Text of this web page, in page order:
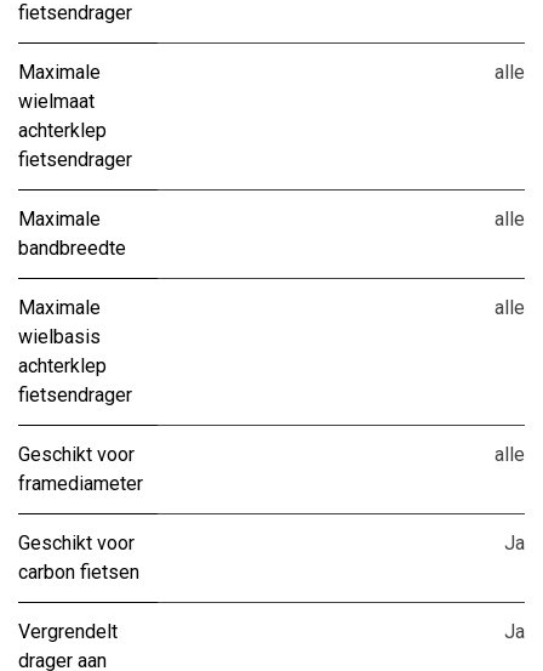
fietsendrager
Maximale
wielmaat
achterklep
fietsendrager
alle
Maximale
bandbreedte
alle
Maximale
wielbasis
achterklep
fietsendrager
alle
Geschikt voor
framediameter
alle
Geschikt voor
carbon fietsen
Ja
Vergrendelt
drager aan
Ja